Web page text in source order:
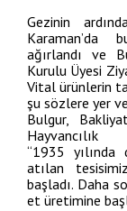
Gezinin
Karaman’da
ağırlandı ve
Kurulu Üyesi
Vital ürünlerin
şu sözlere yer
Bulgur,
Hayvancılık
“1935
atılan
başladı. Daha
et üretimine